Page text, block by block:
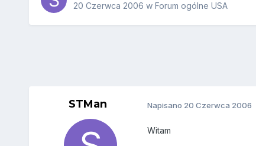
20 Czerwca 2006 w Forum ogólne USA
STMan Napisano 20 Czerwca 2006
Witam